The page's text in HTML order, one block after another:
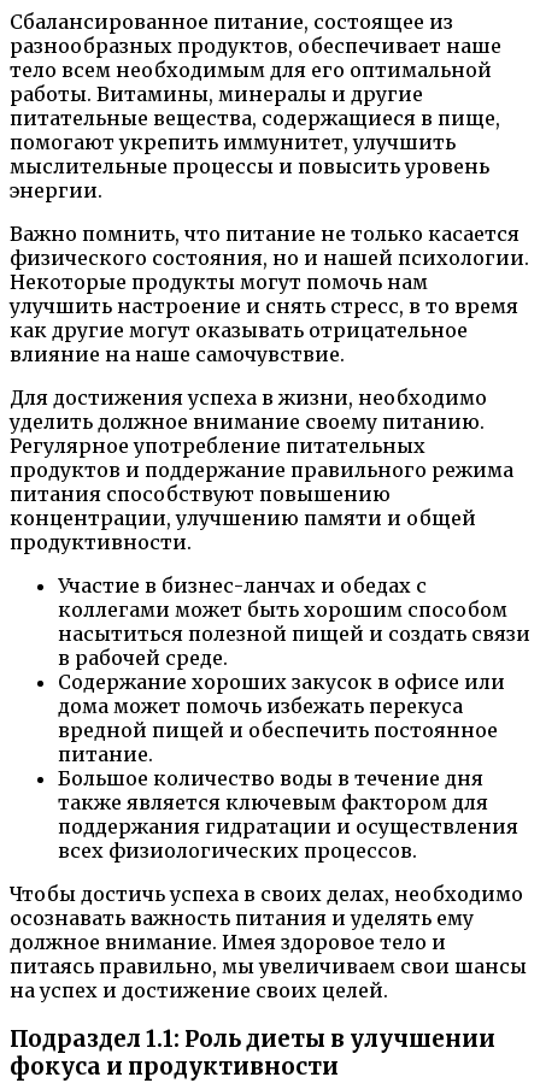
Сбалансированное питание, состоящее из
разнообразных продуктов, обеспечивает наше
тело всем необходимым для его оптимальной
работы. Витамины, минералы и другие
питательные вещества, содержащиеся в пище,
помогают укрепить иммунитет, улучшить
мыслительные процессы и повысить уровень
энергии.
Важно помнить, что питание не только касается
физического состояния, но и нашей психологии.
Некоторые продукты могут помочь нам
улучшить настроение и снять стресс, в то время
как другие могут оказывать отрицательное
влияние на наше самочувствие.
Для достижения успеха в жизни, необходимо
уделить должное внимание своему питанию.
Регулярное употребление питательных
продуктов и поддержание правильного режима
питания способствуют повышению
концентрации, улучшению памяти и общей
продуктивности.
Участие в бизнес-ланчах и обедах с
коллегами может быть хорошим способом
насытиться полезной пищей и создать связи
в рабочей среде.
Содержание хороших закусок в офисе или
дома может помочь избежать перекуса
вредной пищей и обеспечить постоянное
питание.
Большое количество воды в течение дня
также является ключевым фактором для
поддержания гидратации и осуществления
всех физиологических процессов.
Чтобы достичь успеха в своих делах, необходимо
осознавать важность питания и уделять ему
должное внимание. Имея здоровое тело и
питаясь правильно, мы увеличиваем свои шансы
на успех и достижение своих целей.
Подраздел 1.1: Роль диеты в улучшении
фокуса и продуктивности